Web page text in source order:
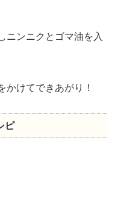
ニンニクとゴマ油を入
かけてできあがり！
ピ